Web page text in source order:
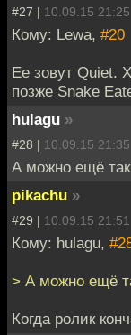
#27 | 10.09.15 21:25
Кому: Lewa, #20
Ее зовут Quiet.
позже Snake
hulagu »
#28 | 10.09.15 21:35
А можно ещё
pikachu »
#29 | 10.09.15 21:51
Кому: hulagu,
> А можно ещё
Когда ролик